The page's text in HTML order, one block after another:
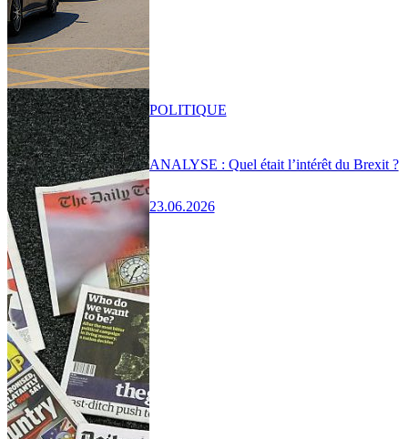
ANALYSE : Quel était l’intérêt du Brexit ?
23.06.2026
POLITIQUE